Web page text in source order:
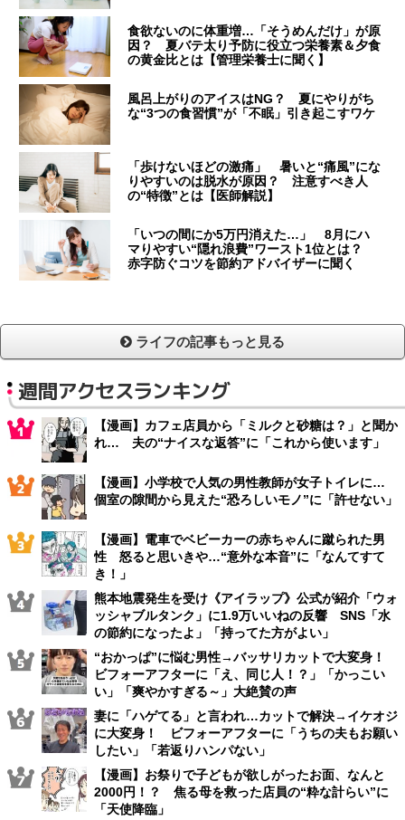
食欲ないのに体重増…「そうめんだけ」が原
因？ 夏バテ太り予防に役立つ栄養素＆夕食
の黄金比とは【管理栄養士に聞く】
風呂上がりのアイスはNG？ 夏にやりがち
な“3つの食習慣”が「不眠」引き起こすワケ
「歩けないほどの激痛」 暑いと“痛風”にな
りやすいのは脱水が原因？ 注意すべき人
の“特徴”とは【医師解説】
「いつの間にか5万円消えた…」 8月にハ
マりやすい“隠れ浪費”ワースト1位とは？
赤字防ぐコツを節約アドバイザーに聞く
ライフの記事もっと見る
週間アクセスランキング
【漫画】カフェ店員から「ミルクと砂糖は？」と聞か
れ… 夫の“ナイスな返答”に「これから使います」
【漫画】小学校で人気の男性教師が女子トイレに…
個室の隙間から見えた“恐ろしいモノ”に「許せない」
【漫画】電車でベビーカーの赤ちゃんに蹴られた男
性 怒ると思いきや…“意外な本音”に「なんてすて
き！」
熊本地震発生を受け《アイラップ》公式が紹介「ウォ
ッシャブルタンク」に1.9万いいねの反響 SNS「水
の節約になったよ」「持ってた方がよい」
“おかっぱ”に悩む男性→バッサリカットで大変身！
ビフォーアフターに「え、同じ人！？」「かっこい
い」「爽やかすぎる～」大絶賛の声
妻に「ハゲてる」と言われ…カットで解決→イケオジ
に大変身！ ビフォーアフターに「うちの夫もお願い
したい」「若返りハンパない」
【漫画】お祭りで子どもが欲しがったお面、なんと
2000円！？ 焦る母を救った店員の“粋な計らい”に
「天使降臨」